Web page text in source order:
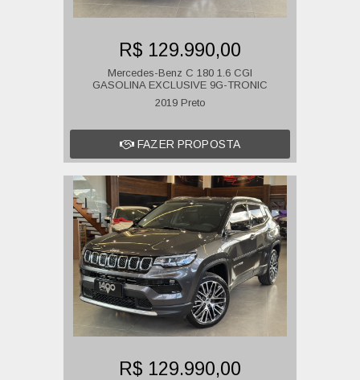
R$ 129.990,00
Mercedes-Benz C 180 1.6 CGI
GASOLINA EXCLUSIVE 9G-TRONIC
2019 Preto
FAZER PROPOSTA
R$ 129.990,00